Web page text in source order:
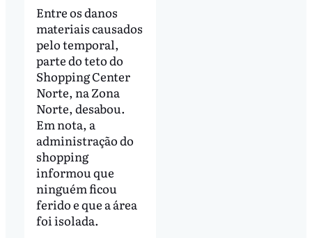
Entre os danos
materiais causados
pelo temporal,
parte do teto do
Shopping Center
Norte, na Zona
Norte, desabou.
Em nota, a
administração do
shopping
informou que
ninguém ficou
ferido e que a área
foi isolada.